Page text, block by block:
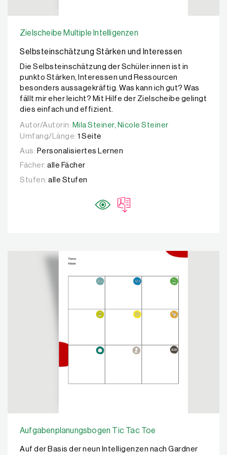
Zielscheibe Multiple Intelligenzen
Selbsteinschätzung Stärken und Interessen
Die Selbsteinschätzung der Schüler:innen ist in
punkto Stärken, Interessen und Ressourcen
besonders aussagekräftig. Was kann ich gut? Was
fällt mir eher leicht? Mit Hilfe der Zielscheibe gelingt
dies einfach und effizient.
Autor/Autorin: Mila Steiner, Nicole Steiner
Autor/Autorin: Mila Steiner, Nicole Steiner
Umfang/Länge: 1 Seite
Aus: Personalisiertes Lernen
Fächer: alle Fächer
Stufen: alle Stufen
Aufgabenplanungsbogen Tic Tac Toe
Auf der Basis der neun Intelligenzen nach Gardner